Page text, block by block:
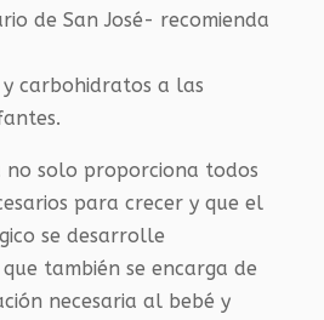
de San José- recomienda
carbohidratos a las
no solo proporciona todos
para crecer y que el
se desarrolle
también se encarga de
necesaria al bebé y